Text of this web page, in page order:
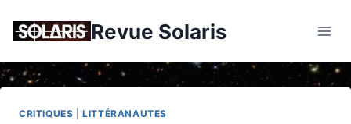
Revue Solaris
CRITIQUES |LITTÉRANAUTES